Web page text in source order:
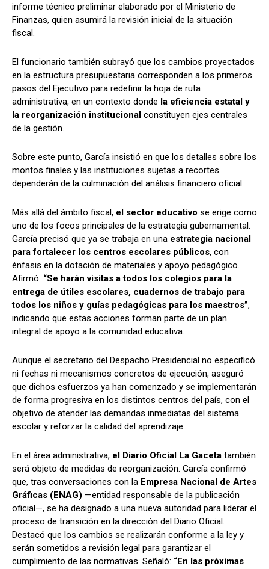
informe técnico preliminar elaborado por el Ministerio de
Finanzas, quien asumirá la revisión inicial de la situación
fiscal.
El funcionario también subrayó que los cambios proyectados
en la estructura presupuestaria corresponden a los primeros
pasos del Ejecutivo para redefinir la hoja de ruta
administrativa, en un contexto donde la eficiencia estatal y
la reorganización institucional constituyen ejes centrales
de la gestión.
Sobre este punto, García insistió en que los detalles sobre los
montos finales y las instituciones sujetas a recortes
dependerán de la culminación del análisis financiero oficial.
Más allá del ámbito fiscal, el sector educativo se erige como
uno de los focos principales de la estrategia gubernamental.
García precisó que ya se trabaja en una estrategia nacional
para fortalecer los centros escolares públicos, con
énfasis en la dotación de materiales y apoyo pedagógico.
Afirmó: “Se harán visitas a todos los colegios para la
entrega de útiles escolares, cuadernos de trabajo para
todos los niños y guías pedagógicas para los maestros”,
indicando que estas acciones forman parte de un plan
integral de apoyo a la comunidad educativa.
Aunque el secretario del Despacho Presidencial no especificó
ni fechas ni mecanismos concretos de ejecución, aseguró
que dichos esfuerzos ya han comenzado y se implementarán
de forma progresiva en los distintos centros del país, con el
objetivo de atender las demandas inmediatas del sistema
escolar y reforzar la calidad del aprendizaje.
En el área administrativa, el Diario Oficial La Gaceta también
será objeto de medidas de reorganización. García confirmó
que, tras conversaciones con la Empresa Nacional de Artes
Gráficas (ENAG) —entidad responsable de la publicación
oficial—, se ha designado a una nueva autoridad para liderar el
proceso de transición en la dirección del Diario Oficial.
Destacó que los cambios se realizarán conforme a la ley y
serán sometidos a revisión legal para garantizar el
cumplimiento de las normativas. Señaló: “En las próximas